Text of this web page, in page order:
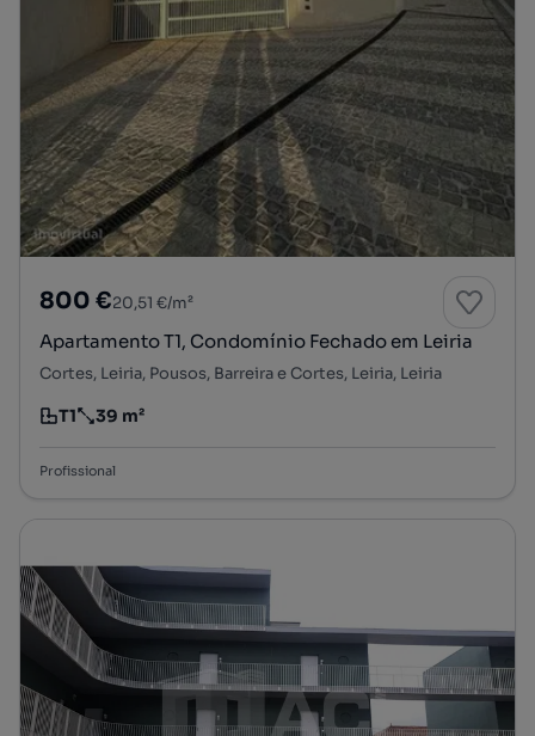
800 €20,51 €/m²
Apartamento T1, Condomínio Fechado em Leiria
Cortes, Leiria, Pousos, Barreira e Cortes, Leiria, Leiria
Tipologia
T1
Preço por metro quadrado
39 m²
Profissional